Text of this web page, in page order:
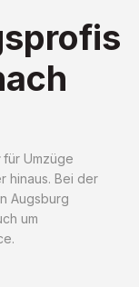
für Umzüge
hinaus. Bei der
Augsburg
um